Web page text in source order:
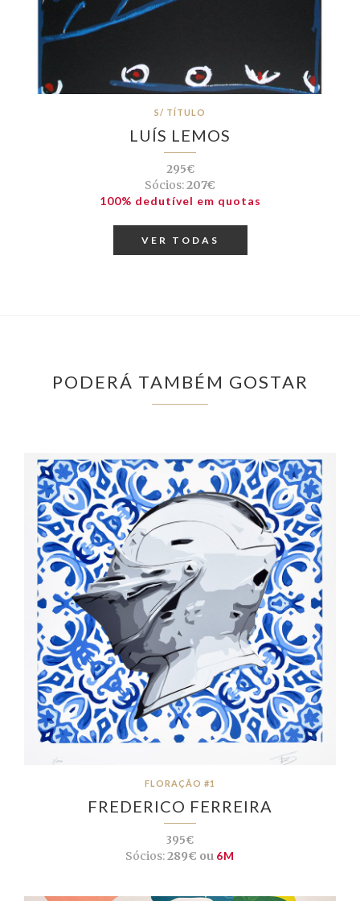
S/ TÍTULO
LUÍS LEMOS
295€
Sócios:207€
100% dedutível em quotas
VER TODAS
PODERÁ TAMBÉM GOSTAR
FLORAÇÃO #1
FREDERICO FERREIRA
395€
Sócios:289€ ou 6M